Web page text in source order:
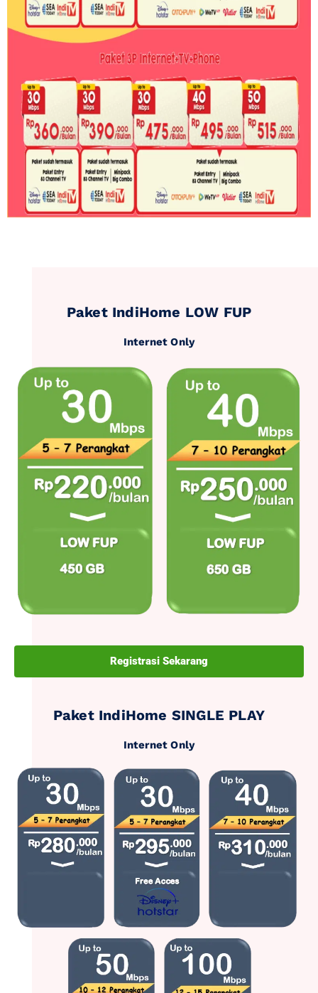
Paket IndiHome LOW FUP
Internet Only
Registrasi Sekarang
Paket IndiHome SINGLE PLAY
Internet Only